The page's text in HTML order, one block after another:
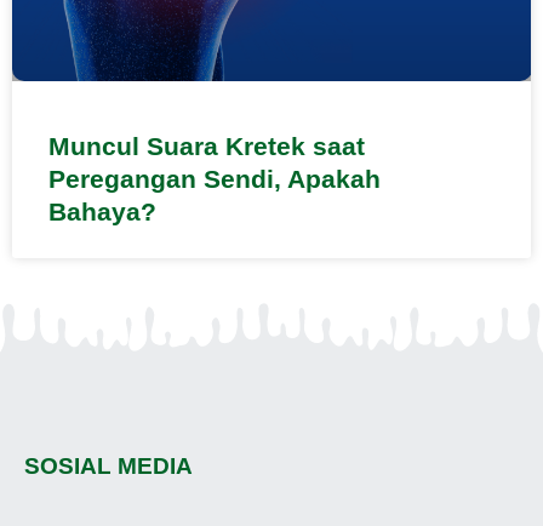
Muncul Suara Kretek saat
Peregangan Sendi, Apakah
Bahaya?
SOSIAL MEDIA